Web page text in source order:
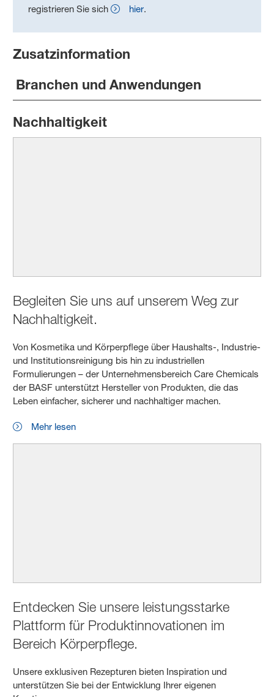
registrieren Sie sich
hier.
Zusatzinformation
Branchen und Anwendungen
Nachhaltigkeit
Begleiten Sie uns auf unserem Weg zur
Nachhaltigkeit.
Von Kosmetika und Körperpflege über Haushalts-, Industrie-
und Institutionsreinigung bis hin zu industriellen
Formulierungen – der Unternehmensbereich Care Chemicals
der BASF unterstützt Hersteller von Produkten, die das
Leben einfacher, sicherer und nachhaltiger machen.
Mehr lesen
Entdecken Sie unsere leistungsstarke
Plattform für Produktinnovationen im
Bereich Körperpflege.
Unsere exklusiven Rezepturen bieten Inspiration und
unterstützen Sie bei der Entwicklung Ihrer eigenen